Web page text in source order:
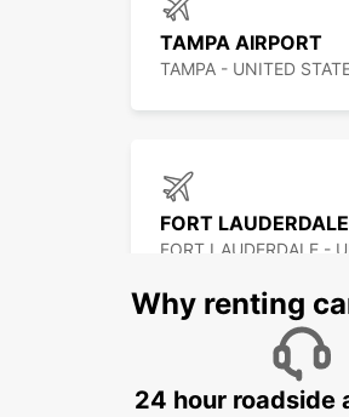
TAMPA AIRPORT
TAMPA - UNITED
FORT
Why renting
24 hour roadside